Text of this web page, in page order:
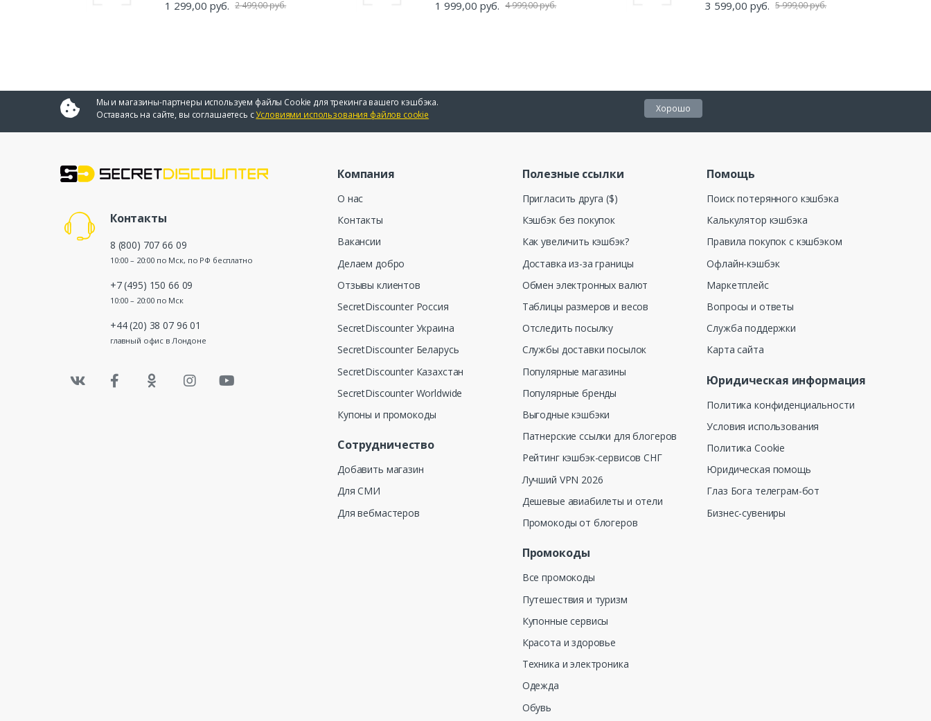
1 299,00 руб. 2 499,00 руб. 1 999,00 руб. 4 999,00 руб. 3 599,00 руб. 5 999,00 руб.
Мы и магазины-партнеры используем файлы Cookie для трекинга вашего кэшбэка.
Оставаясь на сайте, вы соглашаетесь сУсловиями использования файлов cookie
Хорошо
Контакты
8 (800) 707 66 09
10:00 – 20:00 по Мск, по РФ бесплатно
+7 (495) 150 66 09
10:00 – 20:00 по Мск
+44 (20) 38 07 96 01
главный офис в Лондоне
Компания
О нас
Контакты
Вакансии
Делаем добро
Отзывы клиентов
SecretDiscounter Россия
SecretDiscounter Украина
SecretDiscounter Беларусь
SecretDiscounter Казахстан
SecretDiscounter Worldwide
Купоны и промокоды
Сотрудничество
Добавить магазин
Для СМИ
Для вебмастеров
Полезные ссылки
Пригласить друга ($)
Кэшбэк без покупок
Как увеличить кэшбэк?
Доставка из-за границы
Обмен электронных валют
Таблицы размеров и весов
Отследить посылку
Службы доставки посылок
Популярные магазины
Популярные бренды
Выгодные кэшбэки
Патнерские ссылки для блогеров
Рейтинг кэшбэк-сервисов СНГ
Лучший VPN 2026
Дешевые авиабилеты и отели
Промокоды от блогеров
Промокоды
Все промокоды
Путешествия и туризм
Купонные сервисы
Красота и здоровье
Техника и электроника
Одежда
Обувь
Помощь
Поиск потерянного кэшбэка
Калькулятор кэшбэка
Правила покупок с кэшбэком
Офлайн-кэшбэк
Маркетплейс
Вопросы и ответы
Служба поддержки
Карта сайта
Юридическая информация
Политика конфиденциальности
Условия использования
Политика Cookie
Юридическая помощь
Глаз Бога телеграм-бот
Бизнес-сувениры